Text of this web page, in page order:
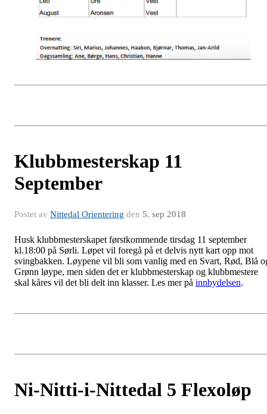
Klubbmesterskap 11
September
Postet av Nittedal Orientering den 5. sep 2018
Husk klubbmesterskapet førstkommende tirsdag 11 september
kl.18:00 på Sørli. Løpet vil foregå på et delvis nytt kart opp mot
svingbakken. Løypene vil bli som vanlig med en Svart, Rød, Blå
Grønn løype, men siden det er klubbmesterskap og klubbmestere
skal kåres vil det bli delt inn klasser. Les mer på innbydelsen.
Ni-Nitti-i-Nittedal 5 Flexoløp